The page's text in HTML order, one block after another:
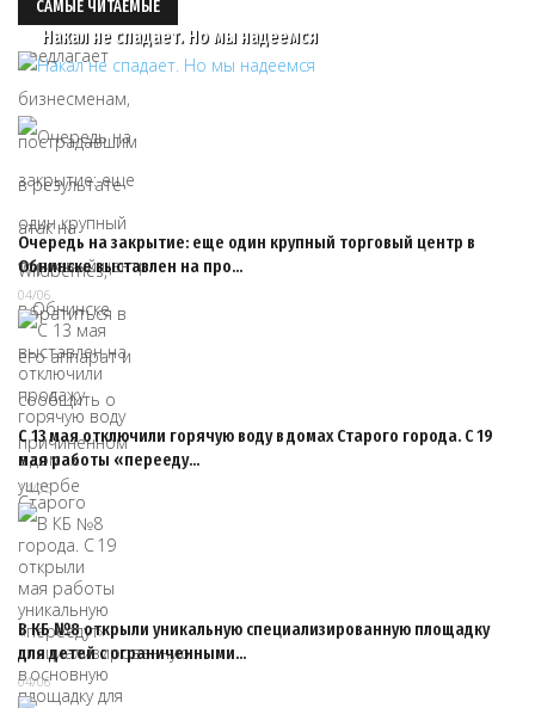
САМЫЕ ЧИТАЕМЫЕ
Накал не спадает. Но мы надеемся
Очередь на закрытие: еще один крупный торговый центр в
Обнинске выставлен на про…
04/06
С 13 мая отключили горячую воду в домах Старого города. С 19
мая работы «перееду…
14/05
В КБ №8 открыли уникальную специализированную площадку
для детей с ограниченными…
04/06